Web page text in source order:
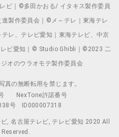
ビ｜©多田かおる/ イタキス製作委員
製作委員会｜©メ～テレ｜東海テレ
レ、テレビ愛知｜東海テレビ、中京
レビ愛知｜© Studio Ghibli｜©2023 二
オのウラオモテ製作委員会
真の無断転用を禁じます。
NexTone許諾番号
号
ID000007318
, 名古屋テレビ, テレビ愛知 2020 All